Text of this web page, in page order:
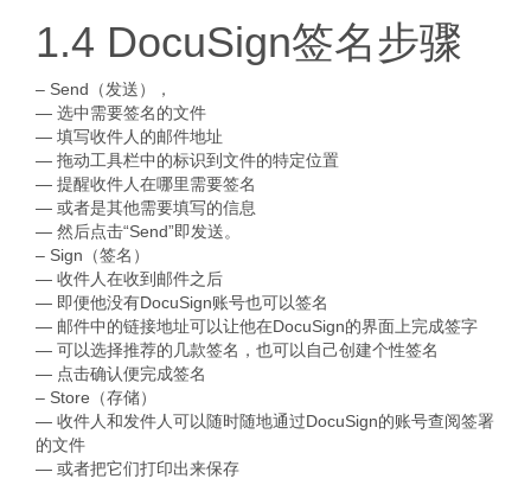
1.4 DocuSign签名步骤
– Send（发送），
— 选中需要签名的文件
— 填写收件人的邮件地址
— 拖动工具栏中的标识到文件的特定位置
— 提醒收件人在哪里需要签名
— 或者是其他需要填写的信息
— 然后点击“Send”即发送。
– Sign（签名）
— 收件人在收到邮件之后
— 即便他没有DocuSign账号也可以签名
— 邮件中的链接地址可以让他在DocuSign的界面上完成签字
— 可以选择推荐的几款签名，也可以自己创建个性签名
— 点击确认便完成签名
– Store（存储）
— 收件人和发件人可以随时随地通过DocuSign的账号查阅签署
的文件
— 或者把它们打印出来保存